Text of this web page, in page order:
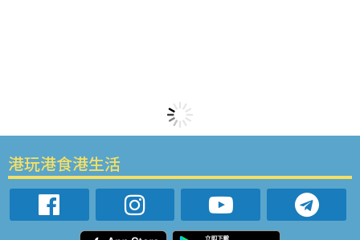
港玩港食港生活